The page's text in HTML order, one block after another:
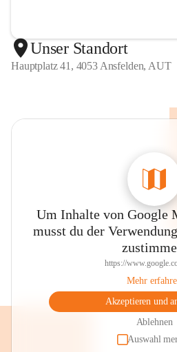
Unser Standort
Hauptplatz 41, 4053 Ansfelden, AUT
Um Inhalte von Google
musst du der
https://
Mehr
Akzeptieren und
Ablehnen
Auswahl